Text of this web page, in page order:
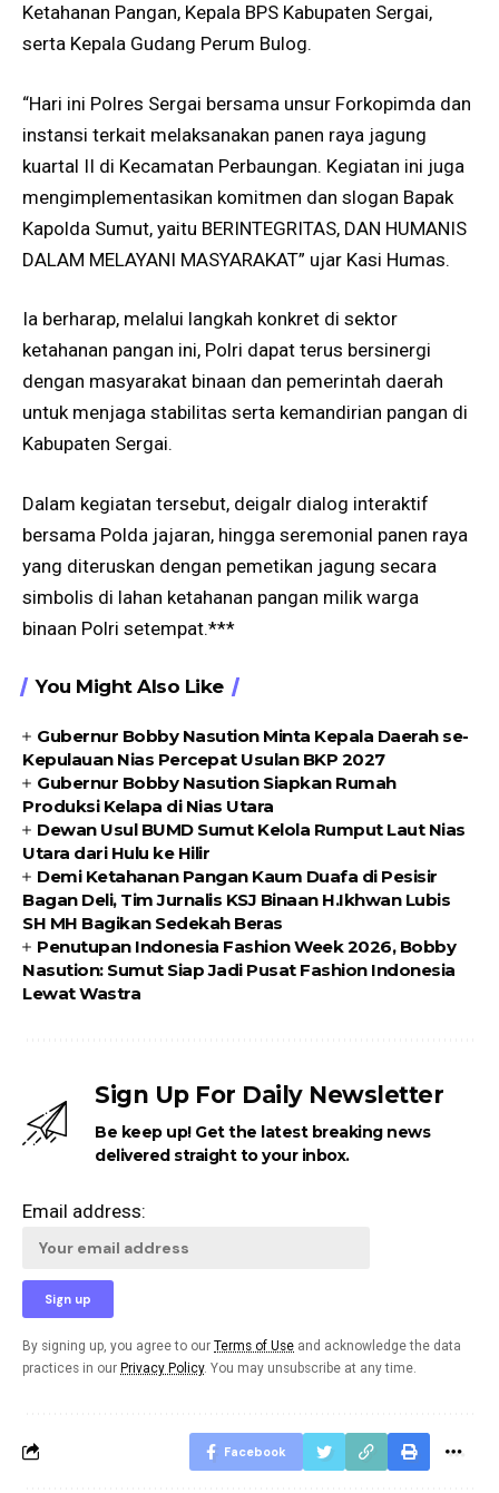
Ketahanan Pangan, Kepala BPS Kabupaten Sergai,
serta Kepala Gudang Perum Bulog.
“Hari ini Polres Sergai bersama unsur Forkopimda dan
instansi terkait melaksanakan panen raya jagung
kuartal II di Kecamatan Perbaungan. Kegiatan ini juga
mengimplementasikan komitmen dan slogan Bapak
Kapolda Sumut, yaitu BERINTEGRITAS, DAN HUMANIS
DALAM MELAYANI MASYARAKAT” ujar Kasi Humas.
Ia berharap, melalui langkah konkret di sektor
ketahanan pangan ini, Polri dapat terus bersinergi
dengan masyarakat binaan dan pemerintah daerah
untuk menjaga stabilitas serta kemandirian pangan di
Kabupaten Sergai.
Dalam kegiatan tersebut, deigalr dialog interaktif
bersama Polda jajaran, hingga seremonial panen raya
yang diteruskan dengan pemetikan jagung secara
simbolis di lahan ketahanan pangan milik warga
binaan Polri setempat.***
You Might Also Like
Gubernur Bobby Nasution Minta Kepala Daerah se-
Kepulauan Nias Percepat Usulan BKP 2027
Gubernur Bobby Nasution Siapkan Rumah
Produksi Kelapa di Nias Utara
Dewan Usul BUMD Sumut Kelola Rumput Laut Nias
Utara dari Hulu ke Hilir
Demi Ketahanan Pangan Kaum Duafa di Pesisir
Bagan Deli, Tim Jurnalis KSJ Binaan H.Ikhwan Lubis
SH MH Bagikan Sedekah Beras
Penutupan Indonesia Fashion Week 2026, Bobby
Nasution: Sumut Siap Jadi Pusat Fashion Indonesia
Lewat Wastra
Sign Up For Daily Newsletter
Be keep up! Get the latest breaking news
delivered straight to your inbox.
Email address:
By signing up, you agree to our Terms of Use and acknowledge the data
practices in our Privacy Policy. You may unsubscribe at any time.
Facebook